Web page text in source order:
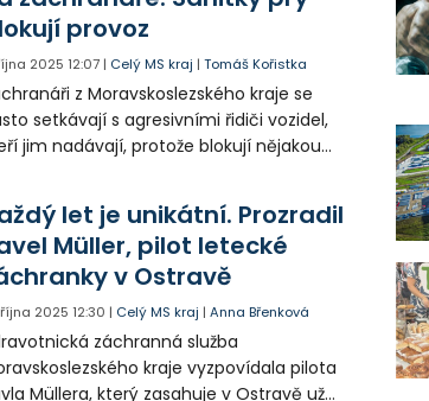
provoz
2025 12:07 | Celý MS kraj |Tomáš Kořistka
z Moravskoslezského kraje se
setkávají s agresivními řidiči vozidel,
jim nadávají, protože blokují nějakou
zákona mohou v těchto případech
provoz dočasně omezit.
let je unikátní. Prozradil
Müller, pilot letecké
v Ostravě
října 2025 12:30 | Celý MS kraj |Anna Břenková
záchranná služba
kraje vyzpovídala pilota
Müllera, který zasahuje v Ostravě už